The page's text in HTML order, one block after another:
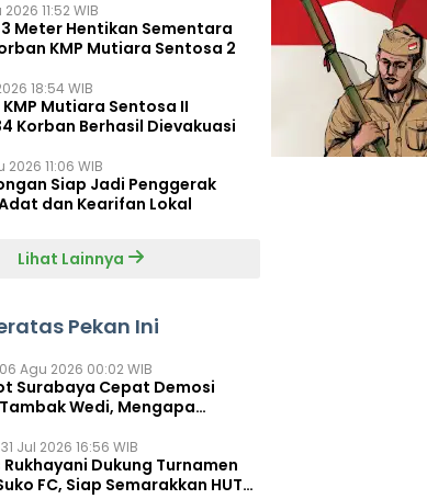
11:52 WIB
Meter Hentikan Sementara
KMP Mutiara Sentosa 2
18:54 WIB
KMP Mutiara Sentosa II
Korban Berhasil Dievakuasi
11:06 WIB
Siap Jadi Penggerak
dan Kearifan Lokal
Lihat Lainnya
Pekan Ini
Agu 2026 00:02 WIB
Surabaya Cepat Demosi
Wedi, Mengapa
Jul 2026 16:56 WIB
Rukhayani Dukung Turnamen
FC, Siap Semarakkan HUT